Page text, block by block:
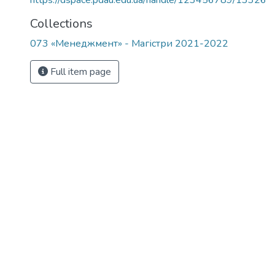
Collections
073 «Менеджмент» - Магістри 2021-2022
Full item page